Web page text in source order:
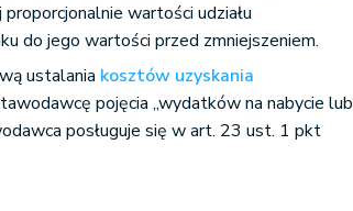
wartości udziału
do jego wartości przed zmniejszeniem.
ustalania kosztów uzyskania
pojęcia „wydatków na nabycie lub
posługuje się w art. 23 ust. 1 pkt